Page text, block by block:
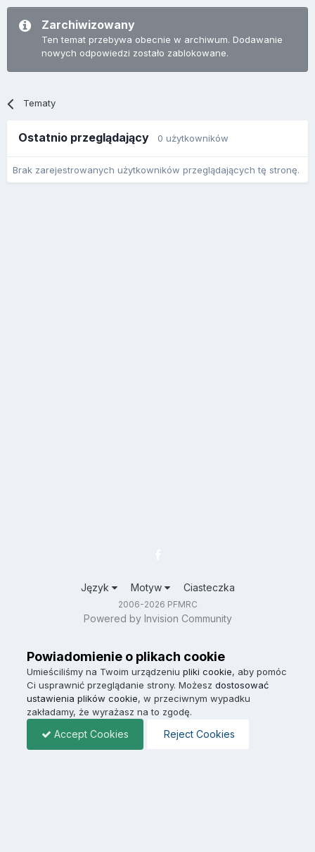
Zarchiwizowany
Ten temat przebywa obecnie w archiwum. Dodawanie
nowych odpowiedzi zostało zablokowane.
Tematy
Ostatnio przeglądający 0 użytkowników
Brak zarejestrowanych użytkowników przeglądających tę stronę.
Język Motyw Ciasteczka
2006-2026 PFMRC
Powered by Invision Community
Powiadomienie o plikach cookie
Umieściliśmy na Twoim urządzeniu pliki cookie, aby pomóc
Ci usprawnić przeglądanie strony. Możesz dostosować
ustawienia plików cookie, w przeciwnym wypadku
zakładamy, że wyrażasz na to zgodę.
Accept Cookies Reject Cookies